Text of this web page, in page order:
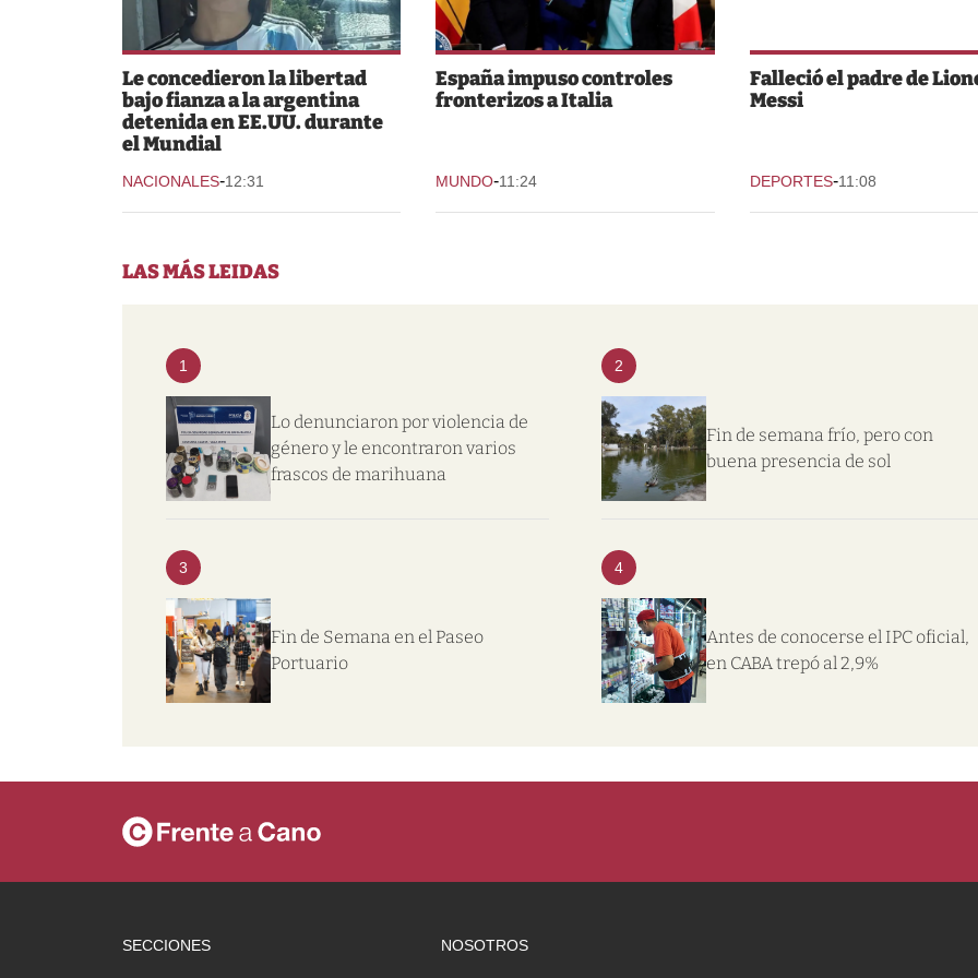
Le concedieron la libertad
bajo fianza a la argentina
detenida en EE.UU. durante
el Mundial
NACIONALES-12:31
España impuso controles
fronterizos a Italia
MUNDO-11:24
Falleció el padre de
Messi
DEPORTES-11:08
LAS MÁS LEIDAS
1
Lo denunciaron por violencia de
género y le encontraron varios
frascos de marihuana
2
Fin de semana frío, pero con
buena presencia de sol
3
Fin de Semana en el Paseo
Portuario
4
Antes de conocerse el IPC oficial,
en CABA trepó al 2,9%
SECCIONES NOSOTROS